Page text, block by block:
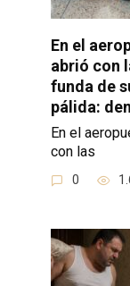
En el
abrió con
funda de
pálida:
En el
con las
0